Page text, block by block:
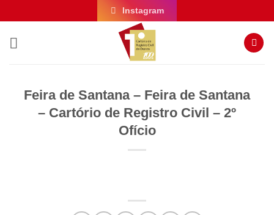
to
content
Instagram
Feira de Santana – Feira de Santana
– Cartório de Registro Civil – 2º
Ofício